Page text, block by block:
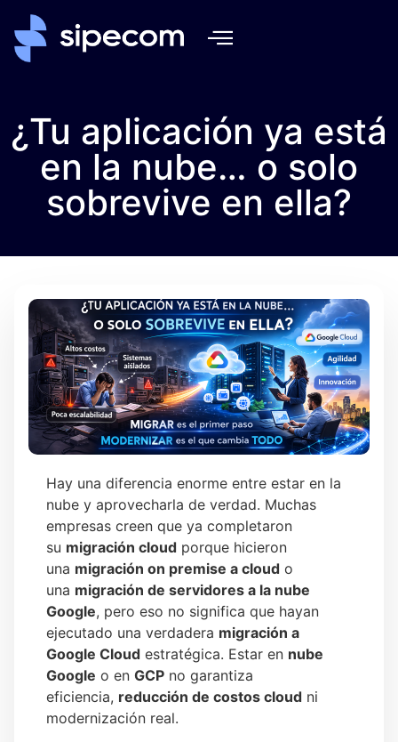
¿Tu aplicación ya está
en la nube… o solo
sobrevive en ella?
Hay una diferencia enorme entre estar en la
nube y aprovecharla de verdad. Muchas
empresas creen que ya completaron
su migración cloud porque hicieron
una migración on premise a cloud o
una migración de servidores a la nube
Google, pero eso no significa que hayan
ejecutado una verdadera migración a
Google Cloud estratégica. Estar en nube
Google o en GCP no garantiza
eficiencia, reducción de costos cloud ni
modernización real.